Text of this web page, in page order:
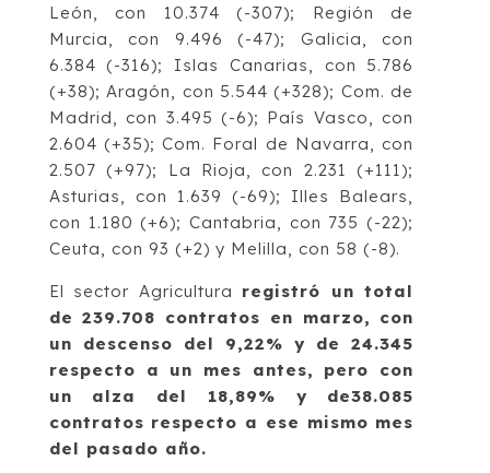
León, con 10.374 (-307); Región de
Murcia, con 9.496 (-47); Galicia, con
6.384 (-316); Islas Canarias, con 5.786
(+38); Aragón, con 5.544 (+328); Com. de
Madrid, con 3.495 (-6); País Vasco, con
2.604 (+35); Com. Foral de Navarra, con
2.507 (+97); La Rioja, con 2.231 (+111);
Asturias, con 1.639 (-69); Illes Balears,
con 1.180 (+6); Cantabria, con 735 (-22);
Ceuta, con 93 (+2) y Melilla, con 58 (-8).
El sector Agricultura registró un total
de 239.708 contratos en marzo, con
un descenso del 9,22% y de 24.345
respecto a un mes antes, pero con
un alza del 18,89% y de38.085
contratos respecto a ese mismo mes
del pasado año.